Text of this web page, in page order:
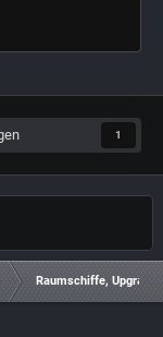
1
Raumschiffe,